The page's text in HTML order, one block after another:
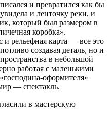
и превратился как бы
и ленточку реки, и
который был размером в
коробка».
и рельефная карта — все это
создавая деталь, но и
в небольшой
работая с маленькими
оформителя»
— спектакль.